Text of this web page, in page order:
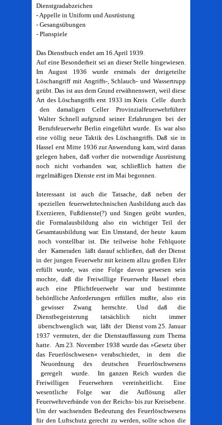
Dienstgradabzeichen
- Appelle in Uniform und Ausrüstung
- Gesangsübungen
- Planspiele
Das Dienstbuch endet am 16.April 1939.
Auf eine Besonderheit sei an dieser Stelle hingewiesen.
Im August 1936 wurde erstmals der dreigeteilte
Löschangriff mit Angriffs-, Schlauch- und Wassertrupp
geübt. Das ist aus dem Grund erwähnenswert, weil diese
Art des Löschangriffs erst 1933 im Kreis Celle durch
den damaligen Celler Provinzialfeuerwehrführer
Walter Schnell aufgrund seiner Erfahrungen bei der
Berufsfeuerwehr Berlin eingeführt wurde. Es war also
eine völlig neue Taktik des Löschangriffs. Daß sie in
Hassel erst Mitte 1936 zur Anwendung kam, wird daran
gelegen haben, daß vorher die notwendige Ausrüstung
noch nicht vorhanden war, schließlich hatten die
regelmäßigen Dienste erst im Mai begonnen.
Interessant ist auch die Tatsache, daß neben der
speziellen feuerwehrtechnischen Ausbildung auch das
Exerzieren, Fußdienste(?) und Singen geübt wurden,
die Formalausbildung also ein wichtiger Teil der
Gesamtausbildung war. Ein Umstand, der heute kaum
noch vorstellbar ist. Die teilweise hohe Fehlquote
der Kameraden läßt darauf schließen, daß der Dienst
in der jungen Feuerwehr mit keinem allzu großen Eifer
erfüllt wurde, was eine Folge davon gewesen sein
mochte, daß die Freiwillige Feuerwehr Hassel eben
auch eine Pflichtfeuerwehr war und bestimmte
behördliche Anforderungen erfüllen mußte, also ein
gewisser Zwang herrschte. Und daß die
Dienstbegeisterung tatsächlich nicht immer
überschwenglich war, läßt der Dienst vom 25. Januar
1937 vermuten, der die Dienstauffassung zum Thema
hatte. Am 23. November 1938 wurde das »Gesetz über
das Feuerlöschwesen« verabschiedet, in dem die
Neuordnung des deutschen Feuerlöschwesens
geregelt wurde. Im ganzen Reich wurden die
Freiwilligen Feuerwehren vereinheitlicht. Eine
wesentliche Folge war die Auflösung aller
Feuerwehrverbände von der Reichs- bis zur Kreisebene.
Um der wachsenden Bedeutung des Feuerlöschwesens
für den Luftschutz gerecht zu werden, sollte schon die